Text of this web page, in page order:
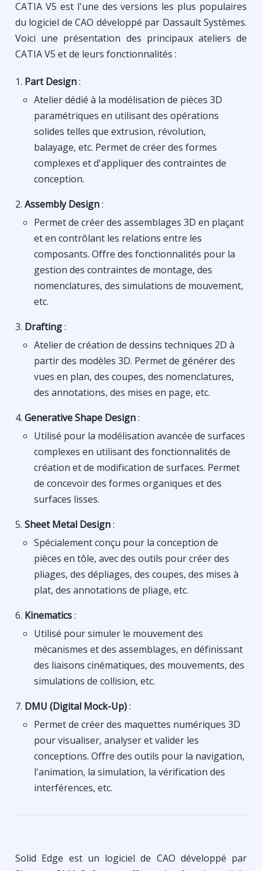
CATIA V5 est l'une des versions les plus populaires
du logiciel de CAO développé par Dassault Systèmes.
Voici une présentation des principaux ateliers de
CATIA V5 et de leurs fonctionnalités :
Part Design:
Atelier dédié à la modélisation de pièces 3D
paramétriques en utilisant des opérations
solides telles que extrusion, révolution,
balayage, etc. Permet de créer des formes
complexes et d'appliquer des contraintes de
conception.
Assembly Design:
Permet de créer des assemblages 3D en plaçant
et en contrôlant les relations entre les
composants. Offre des fonctionnalités pour la
gestion des contraintes de montage, des
nomenclatures, des simulations de mouvement,
etc.
Drafting:
Atelier de création de dessins techniques 2D à
partir des modèles 3D. Permet de générer des
vues en plan, des coupes, des nomenclatures,
des annotations, des mises en page, etc.
Generative Shape Design:
Utilisé pour la modélisation avancée de surfaces
complexes en utilisant des fonctionnalités de
création et de modification de surfaces. Permet
de concevoir des formes organiques et des
surfaces lisses.
Sheet Metal Design:
Spécialement conçu pour la conception de
pièces en tôle, avec des outils pour créer des
pliages, des dépliages, des coupes, des mises à
plat, des annotations de pliage, etc.
Kinematics:
Utilisé pour simuler le mouvement des
mécanismes et des assemblages, en définissant
des liaisons cinématiques, des mouvements, des
simulations de collision, etc.
DMU (Digital Mock-Up):
Permet de créer des maquettes numériques 3D
pour visualiser, analyser et valider les
conceptions. Offre des outils pour la navigation,
l'animation, la simulation, la vérification des
interférences, etc.
Solid Edge est un logiciel de CAO développé par